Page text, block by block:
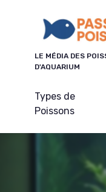
LE MÉDIA DES
D'AQUARIUM
Types de
Poissons